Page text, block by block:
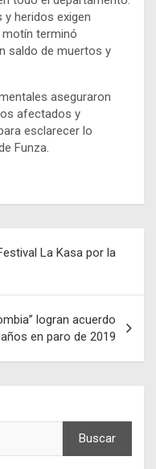
heridos exigen
terminó
saldo de muertos y
aseguraron
afectados y
esclarecer lo
Funza.
La Kasa por la
logran acuerdo
en paro de 2019
Buscar